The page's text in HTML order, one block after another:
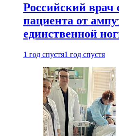
Российский врач
пациента от
единственной
1 год спустя1 год спустя